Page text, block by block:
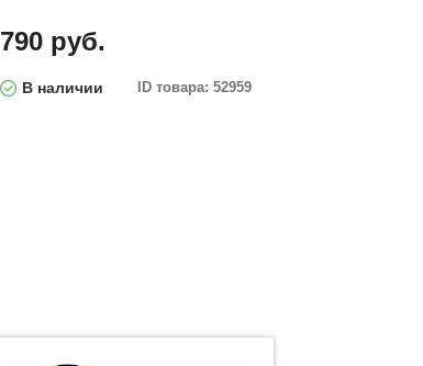
790 руб.
В наличии ID товара: 52959